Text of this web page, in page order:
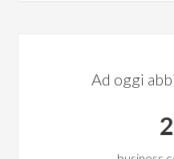
Ad oggi